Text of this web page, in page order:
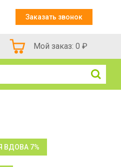
Заказать звонок
Мой заказ: 0 ₽
ВДОВА 7%